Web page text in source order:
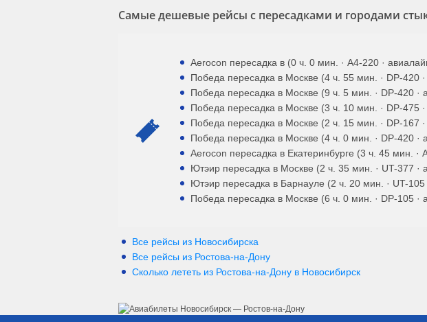
Самые дешевые рейсы с пересадками и городами
Aerocon пересадка в (0 ч. 0 мин. · A4-220 ·
Победа пересадка в Москве (4 ч. 55 мин. · DP-420
Победа пересадка в Москве (9 ч. 5 мин. · DP-420 ·
Победа пересадка в Москве (3 ч. 10 мин. · DP-475
Победа пересадка в Москве (2 ч. 15 мин. · DP-167
Победа пересадка в Москве (4 ч. 0 мин. · DP-420 ·
Aerocon пересадка в Екатеринбурге (3 ч. 45 мин. ·
Ютэир пересадка в Москве (2 ч. 35 мин. · UT-377 ·
Ютэир пересадка в Барнауле (2 ч. 20 мин. · UT-105
Победа пересадка в Москве (6 ч. 0 мин. · DP-105 ·
Все рейсы из Новосибирска
Все рейсы из Ростова-на-Дону
Сколько лететь из Ростова-на-Дону в Новосибирск